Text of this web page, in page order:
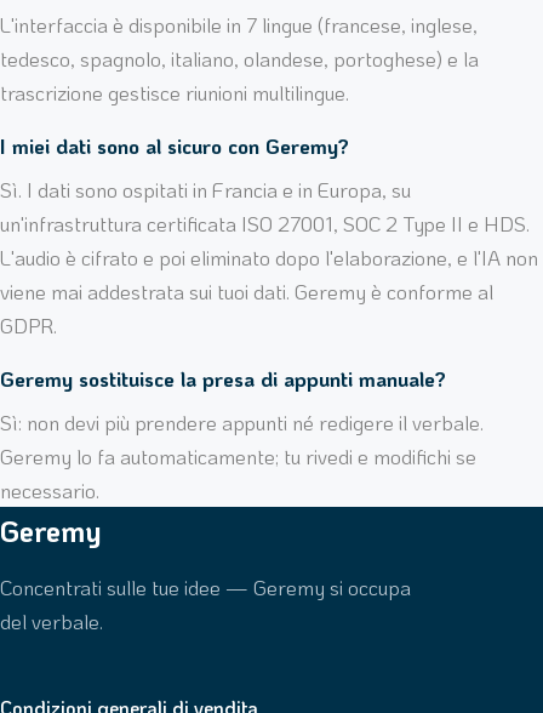
L'interfaccia è disponibile in 7 lingue (francese, inglese,
tedesco, spagnolo, italiano, olandese, portoghese) e la
trascrizione gestisce riunioni multilingue.
I miei dati sono al sicuro con Geremy?
Sì. I dati sono ospitati in Francia e in Europa, su
un'infrastruttura certificata ISO 27001, SOC 2 Type II e HDS.
L'audio è cifrato e poi eliminato dopo l'elaborazione, e l'IA non
viene mai addestrata sui tuoi dati. Geremy è conforme al
GDPR.
Geremy sostituisce la presa di appunti manuale?
Sì: non devi più prendere appunti né redigere il verbale.
Geremy lo fa automaticamente; tu rivedi e modifichi se
necessario.
Geremy
Concentrati sulle tue idee — Geremy si occupa
del verbale.
Condizioni generali di vendita